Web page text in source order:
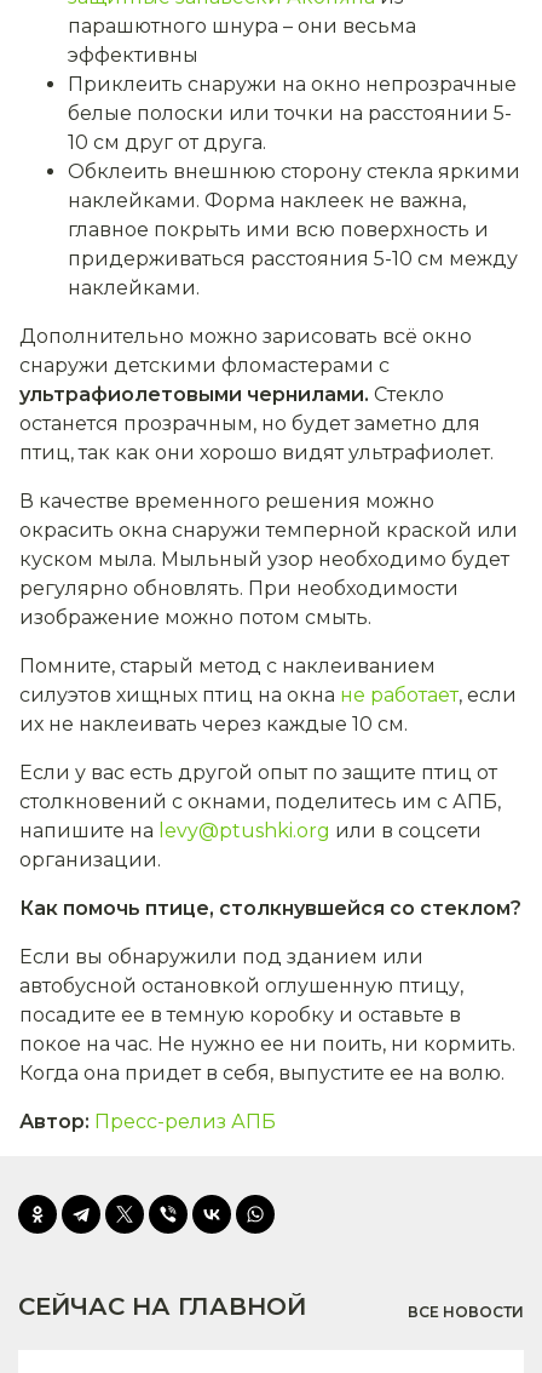
парашютного шнура – они весьма
эффективны
Приклеить снаружи на окно непрозрачные
белые полоски или точки на расстоянии 5-
10 см друг от друга.
Обклеить внешнюю сторону стекла яркими
наклейками. Форма наклеек не важна,
главное покрыть ими всю поверхность и
придерживаться расстояния 5-10 см между
наклейками.
Дополнительно можно зарисовать всё окно
снаружи детскими фломастерами с
ультрафиолетовыми чернилами. Стекло
останется прозрачным, но будет заметно для
птиц, так как они хорошо видят ультрафиолет.
В качестве временного решения можно
окрасить окна снаружи темперной краской или
куском мыла. Мыльный узор необходимо будет
регулярно обновлять. При необходимости
изображение можно потом смыть.
Помните, старый метод с наклеиванием
силуэтов хищных птиц на окна не работает, если
их не наклеивать через каждые 10 см.
Если у вас есть другой опыт по защите птиц от
столкновений с окнами, поделитесь им с АПБ,
напишите на levy@ptushki.org или в соцсети
организации.
Как помочь птице, столкнувшейся со стеклом?
Если вы обнаружили под зданием или
автобусной остановкой оглушенную птицу,
посадите ее в темную коробку и оставьте в
покое на час. Не нужно ее ни поить, ни кормить.
Когда она придет в себя, выпустите ее на волю.
Автор: Пресс-релиз АПБ
СЕЙЧАС НА ГЛАВНОЙ ВСЕ НОВОСТИ